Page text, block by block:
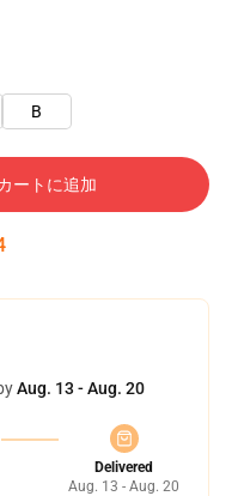
B
ートに追加
Aug. 13 - Aug. 20
Delivered
Aug. 13 - Aug. 20